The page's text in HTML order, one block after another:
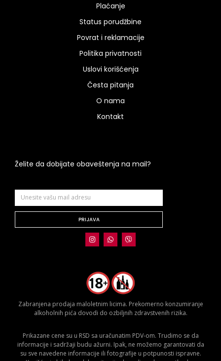
Plaćanje
Status porudžbine
Povrat i reklamacije
Politika privatnosti
Uslovi korišćenja
Česta pitanja
O nama
Kontakt
Želite da dobijate obaveštenja na mail?
PRIJAVA
Zabranjena prodaja maloletnim licima. Prekomerno konzumiranje
alkoholnih pića dovodi do ozbiljnih zdravstvenih rizika.
Prikazane cene su u RSD sa uračunatim PDV-om. Trudimo se da
informacije i sadržaji budu ažurni. Ipak, ne možemo garantovati da
su sve navedene informacije ili fotografije u potpunosti ispravne.